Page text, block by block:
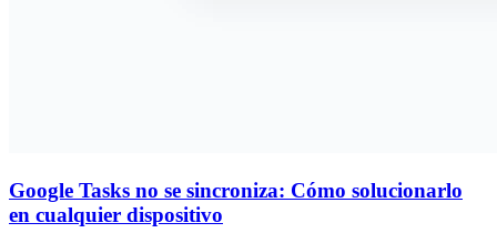
Google Tasks no se sincroniza: Cómo solucionarlo
en cualquier dispositivo